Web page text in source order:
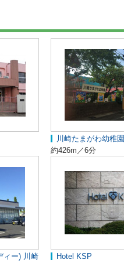
川崎たまがわ幼稚園
約426m／6分
ィー) 川崎
Hotel KSP